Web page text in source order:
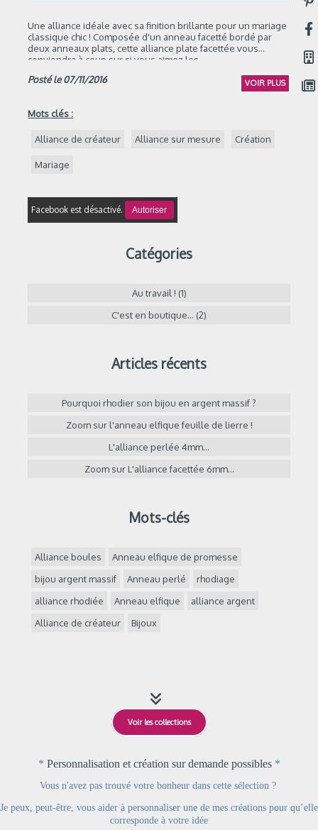
Une alliance idéale avec sa finition brillante pour un mariage
classique chic ! Composée d'un anneau facetté bordé par
deux anneaux plats, cette alliance plate facettée vous
conviendra à coup sur si vous aimez les...
Posté le 07/11/2016
VOIR PLUS
Mots clés :
Alliance de créateur Alliance sur mesure Création
Mariage
Facebook est désactivé. Autoriser
Catégories
Au travail ! (1)
C'est en boutique... (2)
Articles récents
Pourquoi rhodier son bijou en argent massif ?
Zoom sur l'anneau elfique feuille de lierre !
L'alliance perlée 4mm...
Zoom sur L'alliance facettée 6mm...
Mots-clés
Alliance boules
Anneau elfique de promesse
bijou argent massif
Anneau perlé
rhodiage
alliance rhodiée
Anneau elfique
alliance argent
Alliance de créateur
Bijoux

Voir les collections
* Personnalisation et création sur demande possibles *
Vous n'avez pas trouvé votre bonheur dans cette sélection ?
Je peux, peut-être, vous aider à personnaliser une de mes créations pour qu’elle
corresponde à votre idée